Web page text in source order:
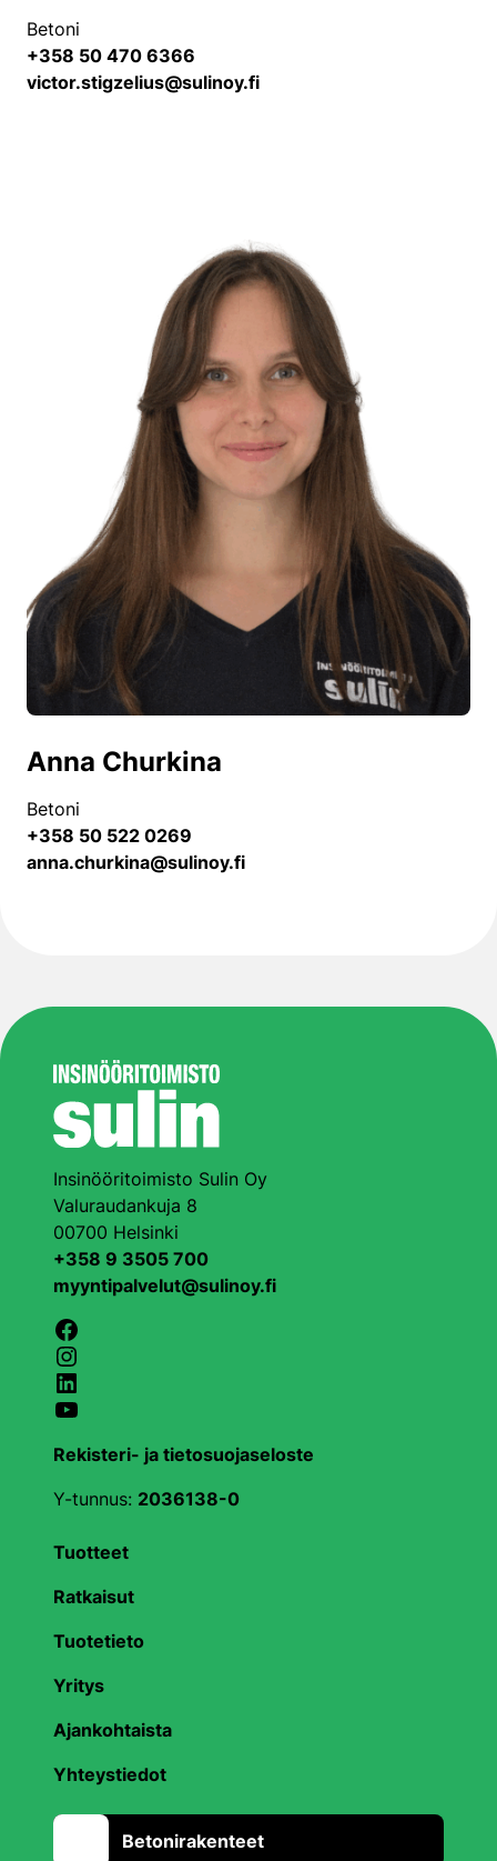
Betoni
+358 50 470 6366
victor.stigzelius@sulinoy.fi
Anna Churkina
Betoni
+358 50 522 0269
anna.churkina@sulinoy.fi
Insinööritoimisto Sulin Oy
Valuraudankuja 8
00700 Helsinki
+358 9 3505 700
myyntipalvelut@sulinoy.fi
Facebook
Instagram
LinkedIn
YouTube
Rekisteri- ja tietosuojaseloste
Y-tunnus: 2036138-0
Tuotteet
Ratkaisut
Tuotetieto
Yritys
Ajankohtaista
Yhteystiedot
Betonirakenteet